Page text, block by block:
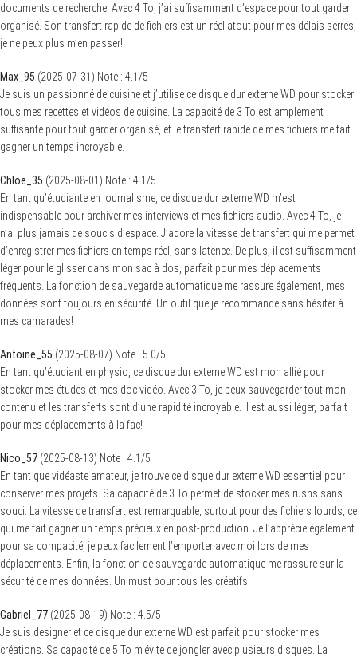
documents de recherche. Avec 4 To, j’ai suffisamment d’espace pour tout garder
organisé. Son transfert rapide de fichiers est un réel atout pour mes délais serrés,
je ne peux plus m’en passer!
Max_95 (2025-07-31) Note : 4.1 /5
Je suis un passionné de cuisine et j’utilise ce disque dur externe WD pour stocker
tous mes recettes et vidéos de cuisine. La capacité de 3 To est amplement
suffisante pour tout garder organisé, et le transfert rapide de mes fichiers me fait
gagner un temps incroyable.
Chloe_35 (2025-08-01) Note : 4.1 /5
En tant qu’étudiante en journalisme, ce disque dur externe WD m’est
indispensable pour archiver mes interviews et mes fichiers audio. Avec 4 To, je
n’ai plus jamais de soucis d’espace. J’adore la vitesse de transfert qui me permet
d’enregistrer mes fichiers en temps réel, sans latence. De plus, il est suffisamment
léger pour le glisser dans mon sac à dos, parfait pour mes déplacements
fréquents. La fonction de sauvegarde automatique me rassure également, mes
données sont toujours en sécurité. Un outil que je recommande sans hésiter à
mes camarades!
Antoine_55 (2025-08-07) Note : 5.0/5
En tant qu’étudiant en physio, ce disque dur externe WD est mon allié pour
stocker mes études et mes doc vidéo. Avec 3 To, je peux sauvegarder tout mon
contenu et les transferts sont d’une rapidité incroyable. Il est aussi léger, parfait
pour mes déplacements à la fac!
Nico_57 (2025-08-13) Note : 4.1 /5
En tant que vidéaste amateur, je trouve ce disque dur externe WD essentiel pour
conserver mes projets. Sa capacité de 3 To permet de stocker mes rushs sans
souci. La vitesse de transfert est remarquable, surtout pour des fichiers lourds, ce
qui me fait gagner un temps précieux en post-production. Je l’apprécie également
pour sa compacité, je peux facilement l’emporter avec moi lors de mes
déplacements. Enfin, la fonction de sauvegarde automatique me rassure sur la
sécurité de mes données. Un must pour tous les créatifs!
Gabriel_77 (2025-08-19) Note : 4.5/5
Je suis designer et ce disque dur externe WD est parfait pour stocker mes
créations. Sa capacité de 5 To m’évite de jongler avec plusieurs disques. La